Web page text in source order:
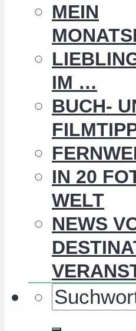
MEIN
IM …
BUCH-
IN 20
WELT
NEWS